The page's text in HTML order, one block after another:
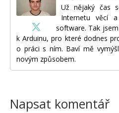
Už nějaký čas
Internetu věcí
software. Tak
k Arduinu, pro které dodnes
o práci s ním. Baví mě
novým způsobem.
Napsat komentář